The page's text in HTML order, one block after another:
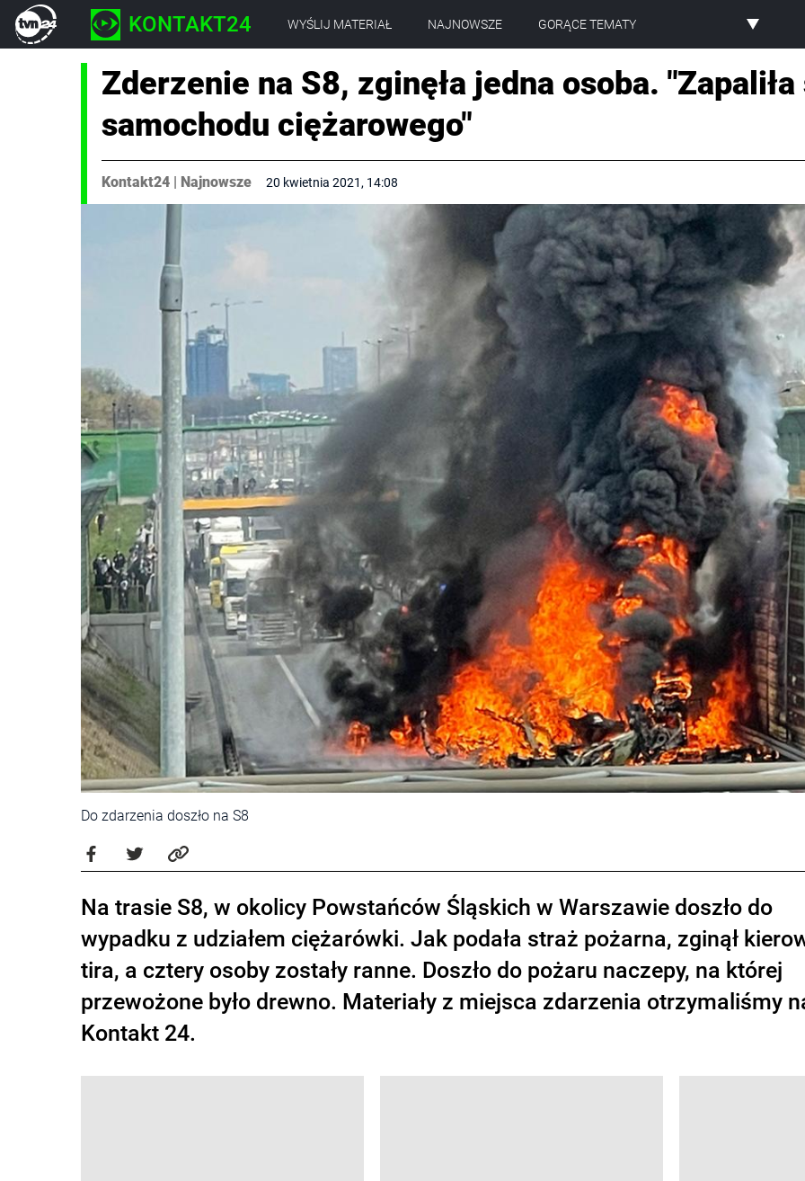
KONTAKT24 WYŚLIJ MATERIAŁ NAJNOWSZE GORĄCE TEMATY
Zderzenie na S8, zginęła jedna osoba.
samochodu ciężarowego"
Kontakt24 | Najnowsze 20 kwietnia 2021, 14:08
Do zdarzenia doszło na S8
Na trasie S8, w okolicy Powstańców Śląskich w Warszawie doszło do
wypadku z udziałem ciężarówki. Jak podała straż pożarna, zginął
tira, a cztery osoby zostały ranne. Doszło do pożaru naczepy, na której
przewożone było drewno. Materiały z miejsca zdarzenia otrzymaliśmy
Kontakt 24.